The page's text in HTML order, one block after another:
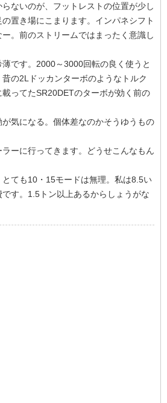
ないのが、フットレストの位置が少し
置き場にこまります。インパネシフト
。前のストリームではまったく意識し
です。2000～3000回転の良く使うと
の2Lドッカンターボのようなトルク
ってたSR20DETのターボが効く前の
気になる。個体差なのかそうゆうもの
ーに行ってきます。どうせこんなもん
ても10・15モードは無理。私は8.5い
す。1.5トン以上あるからしょうがな